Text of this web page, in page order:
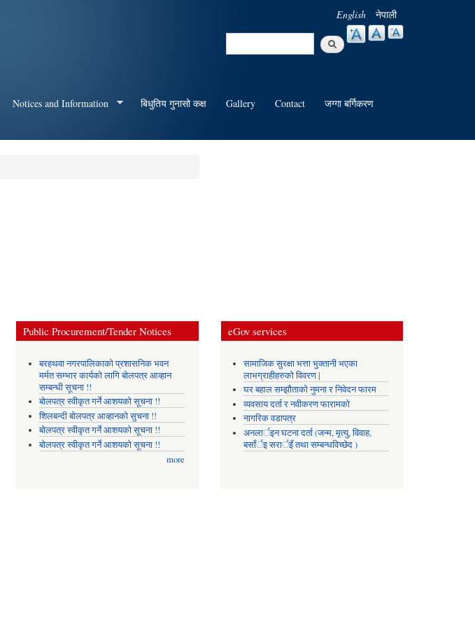
English नेपाली
Search
Notices and Information बिधुतिय गुनासो कक्ष Gallery Contact
जग्गा बर्गिकरण
Public Procurement/Tender Notices
बरहथवा नगरपालिकाको प्रशासनिक भवन
मर्मत सम्भार कार्यको लागि बोलपत्र आव्हान
सम्बन्धी सूचना !!
बोलपत्र स्वीकृत गर्ने आशयको सूचना !!
शिलबन्दी बोलपत्र आव्हानको सुचना !!
बोलपत्र स्वीकृत गर्ने आशयको सूचना !!
बोलपत्र स्वीकृत गर्ने आशयको सूचना !!
more
eGov services
सामाजिक सुरक्षा भत्ता भुक्तानी भएका
लाभग्राहीहरुको विवरण |
घर बहाल सम्झौताको नुमना र निवेदन फारम
व्यवसाय दर्ता र नवीकरण फारामको
नागरिक वडापत्र
अनलार्इन घटना दर्ता (जन्म, मृत्यु, विवाह,
बसाँर्इ सरार्इँ तथा सम्बन्धविच्छेद )